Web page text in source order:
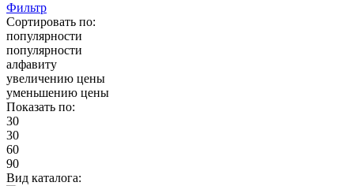
Фильтр
Сортировать по:
популярности
популярности
алфавиту
увеличению цены
уменьшению цены
Показать по:
30
30
60
90
Вид каталога: